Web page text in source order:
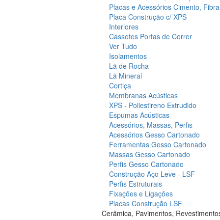
Placas e Acessórios Cimento,
Placa Construção c/ XPS
Interiores
Cassetes Portas de Correr
Ver Tudo
Isolamentos
Lã de Rocha
Lã Mineral
Cortiça
Membranas Acústicas
XPS - Poliestireno Extrudido
Espumas Acústicas
Acessórios, Massas, Perfis
Acessórios Gesso Cartonado
Ferramentas Gesso Cartonado
Massas Gesso Cartonado
Perfis Gesso Cartonado
Construção Aço Leve - LSF
Perfis Estruturais
Fixações e Ligações
Placas Construção LSF
Cerâmica, Pavimentos,